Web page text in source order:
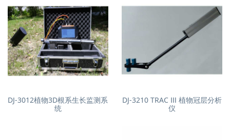
DJ-3012植物3D根系生长监测系
统
DJ-3210 TRAC Ⅲ 植物冠层分析
仪